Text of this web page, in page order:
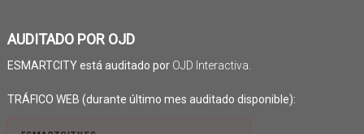
AUDITADO POR OJD
ESMARTCITY está auditado por OJD Interactiva.
TRÁFICO WEB (durante último mes auditado disponible):